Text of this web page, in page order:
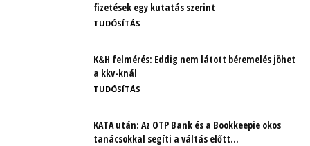
fizetések egy kutatás szerint
TUDÓSÍTÁS
K&H felmérés: Eddig nem látott béremelés jöhet
a kkv-knál
TUDÓSÍTÁS
KATA után: Az OTP Bank és a Bookkeepie okos
tanácsokkal segíti a váltás előtt...